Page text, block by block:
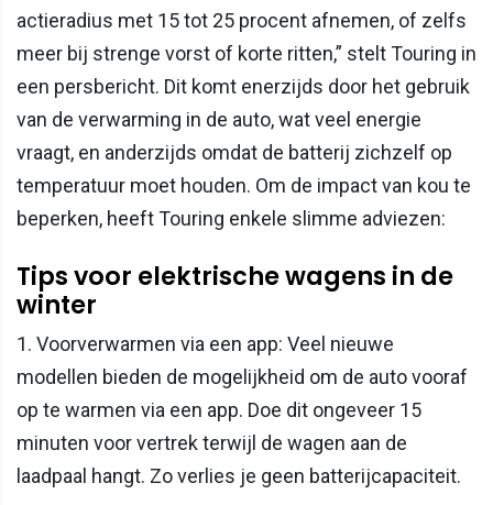
actieradius met 15 tot 25 procent afnemen, of zelfs
meer bij strenge vorst of korte ritten,” stelt Touring in
een persbericht. Dit komt enerzijds door het gebruik
van de verwarming in de auto, wat veel energie
vraagt, en anderzijds omdat de batterij zichzelf op
temperatuur moet houden. Om de impact van kou te
beperken, heeft Touring enkele slimme adviezen:
Tips voor elektrische wagens in de
winter
1. Voorverwarmen via een app: Veel nieuwe
modellen bieden de mogelijkheid om de auto vooraf
op te warmen via een app. Doe dit ongeveer 15
minuten voor vertrek terwijl de wagen aan de
laadpaal hangt. Zo verlies je geen batterijcapaciteit.